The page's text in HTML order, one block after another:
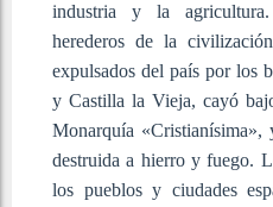
industria y la
herederos de la
expulsados del país por los
y Castilla la Vieja, cayó
Monarquía
destruida a hierro y fuego.
los pueblos y ciudades